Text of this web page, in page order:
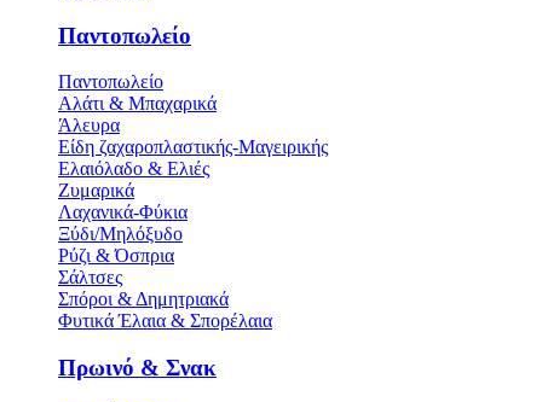
Παντοπωλείο
Παντοπωλείο
Αλάτι & Μπαχαρικά
Άλευρα
Είδη ζαχαροπλαστικής-Μαγειρικής
Ελαιόλαδο & Ελιές
Ζυμαρικά
Λαχανικά-Φύκια
Ξύδι/Μηλόξυδο
Ρύζι & Όσπρια
Σάλτσες
Σπόροι & Δημητριακά
Φυτικά Έλαια & Σπορέλαια
Πρωινό & Σνακ